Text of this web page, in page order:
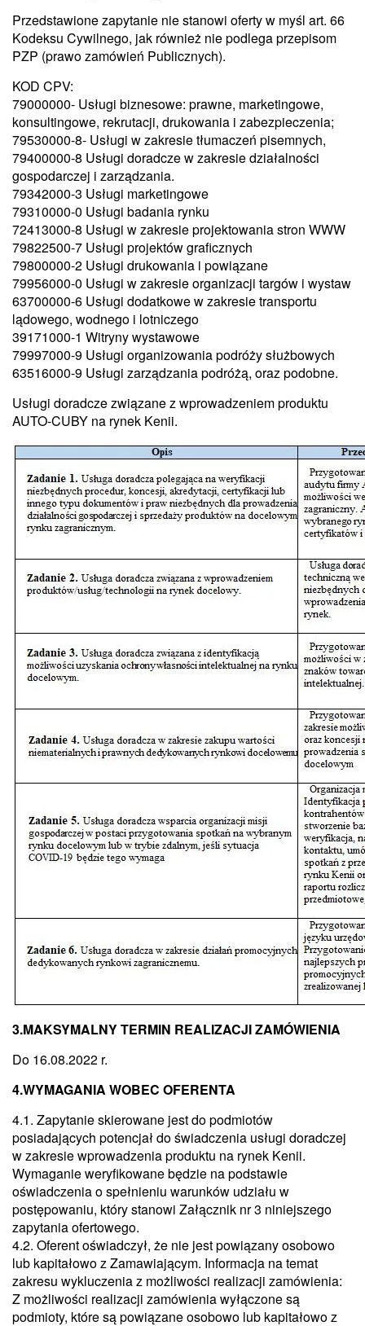
Przedstawione zapytanie nie stanowi oferty w myśl art. 66
Kodeksu Cywilnego, jak również nie podlega przepisom
PZP (prawo zamówień Publicznych).
KOD CPV:
79000000- Usługi biznesowe: prawne, marketingowe,
konsultingowe, rekrutacji, drukowania i zabezpieczenia;
79530000-8- Usługi w zakresie tłumaczeń pisemnych,
79400000-8 Usługi doradcze w zakresie działalności
gospodarczej i zarządzania.
79342000-3 Usługi marketingowe
79310000-0 Usługi badania rynku
72413000-8 Usługi w zakresie projektowania stron WWW
79822500-7 Usługi projektów graficznych
79800000-2 Usługi drukowania i powiązane
79956000-0 Usługi w zakresie organizacji targów i wystaw
63700000-6 Usługi dodatkowe w zakresie transportu
lądowego, wodnego i lotniczego
39171000-1 Witryny wystawowe
79997000-9 Usługi organizowania podróży służbowych
63516000-9 Usługi zarządzania podróżą, oraz podobne.
Usługi doradcze związane z wprowadzeniem produktu
AUTO-CUBY na rynek Kenii.
3.MAKSYMALNY TERMIN REALIZACJI ZAMÓWIENIA
Do 16.08.2022 r.
4.WYMAGANIA WOBEC OFERENTA
4.1. Zapytanie skierowane jest do podmiotów
posiadających potencjał do świadczenia usługi doradczej
w zakresie wprowadzenia produktu na rynek Kenii.
Wymaganie weryfikowane będzie na podstawie
oświadczenia o spełnieniu warunków udziału w
postępowaniu, który stanowi Załącznik nr 3 niniejszego
zapytania ofertowego.
4.2. Oferent oświadczył, że nie jest powiązany osobowo
lub kapitałowo z Zamawiającym. Informacja na temat
zakresu wykluczenia z możliwości realizacji zamówienia:
Z możliwości realizacji zamówienia wyłączone są
podmioty, które są powiązane osobowo lub kapitałowo z